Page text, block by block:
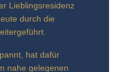
Lieblingsresidenz
durch die
hat dafür
nahe gelegenen